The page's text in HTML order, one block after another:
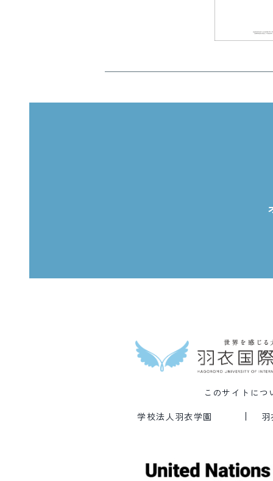
このサイトにつ
学校法人羽衣学園